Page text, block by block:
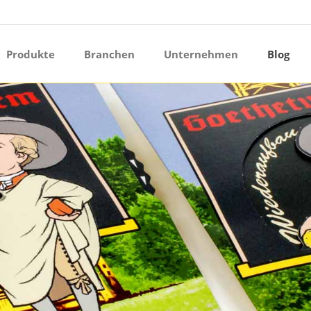
öffnen
öffnen
öffnen
öffnen
Produkte Branchen Unternehmen Blog